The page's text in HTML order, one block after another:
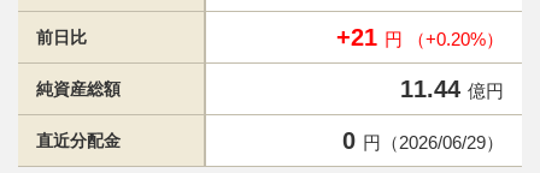
前日比 +21 円 （+0.20%）
純資産総額 11.44 億円
直近分配金 0 円（2026/06/29）